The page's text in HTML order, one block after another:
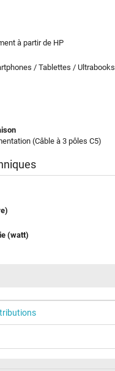
à partir de HP
/ Tablettes / Ultrabooks
(Câble à 3 pôles C5)
(watt)